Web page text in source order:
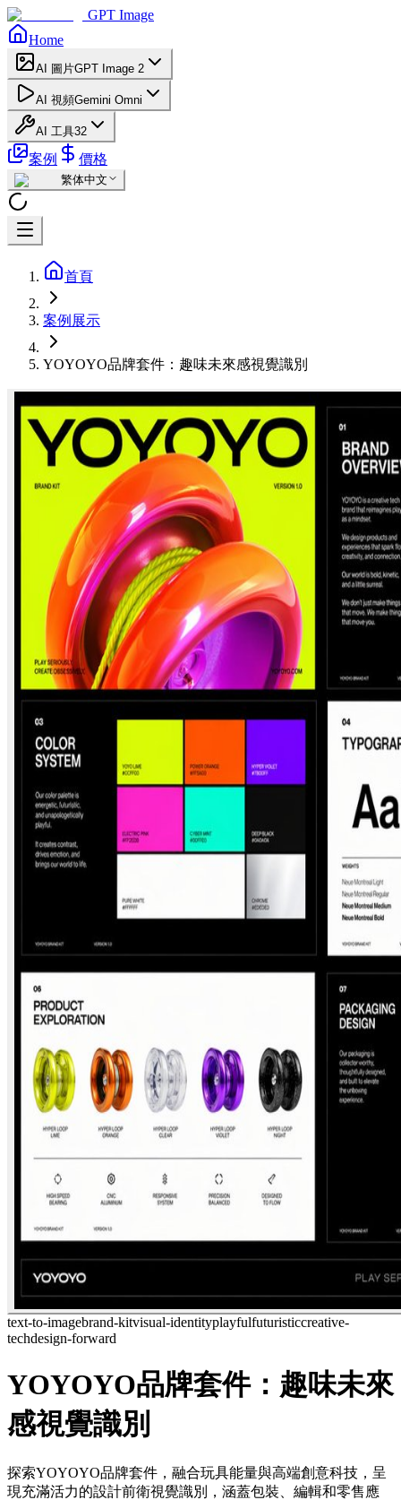
GPT Image
Home
AI 圖片GPT Image 2
AI 視頻Gemini Omni
AI 工具32
案例 價格
繁体中文
首頁
案例展示
YOYOYO品牌套件：趣味未來感視覺識別
text-to-imagebrand-kitvisual-identityplayfulfuturisticcreative-
techdesign-forward
YOYOYO品牌套件：趣味未來
感視覺識別
探索YOYOYO品牌套件，融合玩具能量與高端創意科技，呈
現充滿活力的設計前衛視覺識別，涵蓋包裝、編輯和零售應